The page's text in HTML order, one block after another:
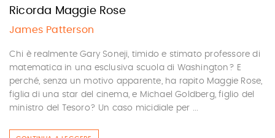
Ricorda Maggie Rose
James Patterson
Chi è realmente Gary Soneji, timido e stimato professore di
matematica in una esclusiva scuola di Washington? E
perché, senza un motivo apparente, ha rapito Maggie Rose,
figlia di una star del cinema, e Michael Goldberg, figlio del
ministro del Tesoro? Un caso micidiale per ...